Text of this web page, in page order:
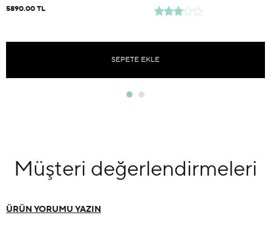
5890.00 TL
SEPETE EKLE
Müşteri değerlendirmeleri
ÜRÜN YORUMU YAZIN